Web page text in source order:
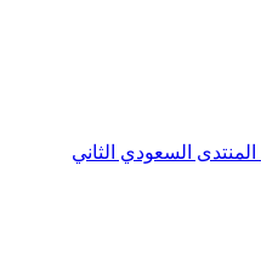
المنتدى السعودي الثاني